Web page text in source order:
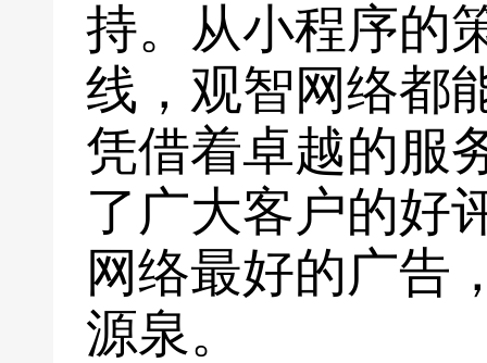
持。从小程序的
线，观智网络都
凭借着卓越的服
了广大客户的好
网络最好的广告
源泉。